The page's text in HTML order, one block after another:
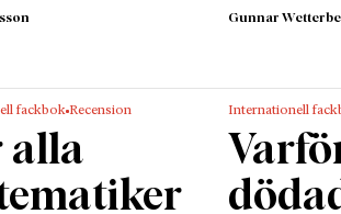
alla fall av aningslöshet. Den
av det sociala orsakar
ojämlikheter.
I sjukdomsbeskrivningen av
Gunnar
fackbok Recension
alla
Internationell